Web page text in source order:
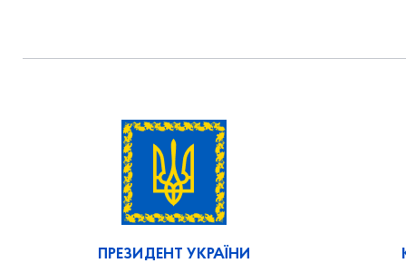
ПРЕЗИДЕНТ УКРАЇНИ